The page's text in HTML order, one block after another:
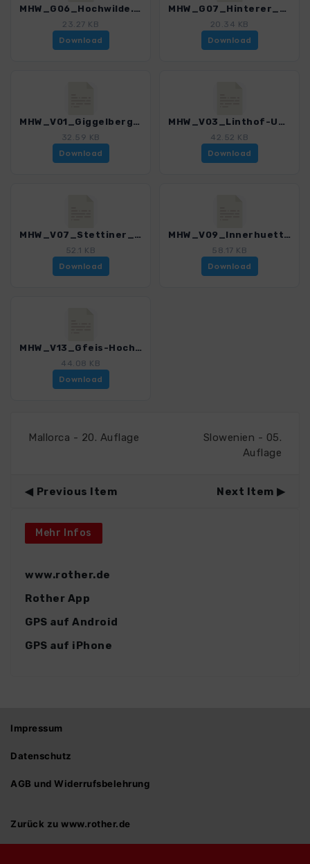
MHW_G06_Hochwilde.gpx
23.27 KB
Download
MHW_G07_Hinterer_Seelenkogel.gpx
20.34 KB
Download
MHW_V01_Giggelberg-Pirchhof.gpx
32.59 KB
Download
MHW_V03_Linthof-Untervernatschhof.gpx
42.52 KB
Download
MHW_V07_Stettiner_Huette-Pfelders.gpx
52.1 KB
Download
MHW_V09_Innerhuett-Christl.gpx
58.17 KB
Download
MHW_V13_Gfeis-Hochmuth.gpx
44.08 KB
Download
Mallorca - 20. Auflage
Slowenien - 05.
Auflage
Previous Item Next Item
Mehr Infos
www.rother.de
Rother App
GPS auf Android
GPS auf iPhone
Impressum
Datenschutz
AGB und Widerrufsbelehrung
Zurück zu www.rother.de